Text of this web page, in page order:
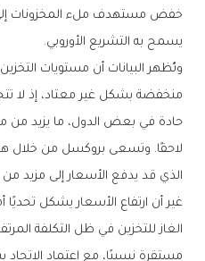
يسمح به التشريع الأوروبي.
وتُظهر البيانات أن مستويات التخزين
حادة في بعض الدول، ما يزيد
لاحقًا. وتسعى بروكسل من خلال
الذي قد يدفع الأسعار إلى مزيد من
غير أن ارتفاع الأسعار يشكل تحديًا
الغاز للتخزين في ظل التكلفة
مستقرة نسبيًا، مع اعتماد